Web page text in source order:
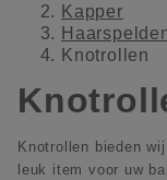
Kapper
Knotrollen
Knotrollen bieden
leuk item voor uw